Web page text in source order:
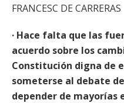
FRANCESC DE CARRERAS
· Hace falta que las
acuerdo sobre los
Constitución digna de
someterse al debate
depender de mayorías